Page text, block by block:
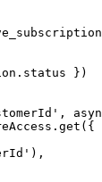
})
,
get ({
),